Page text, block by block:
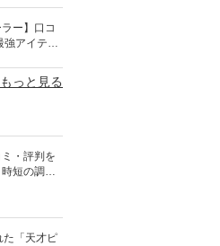
ー】口コ
強アイテム
っと見る
・評判を
短の調理
た「天才ピ